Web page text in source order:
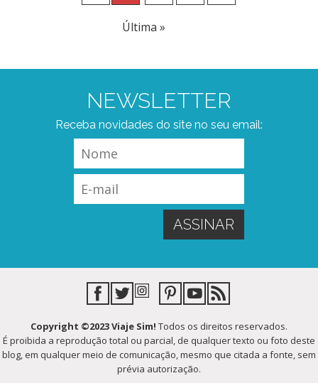
Última »
NEWSLETTER
Receba novidades do site no seu email:
Copyright ©2023 Viaje Sim! Todos os direitos reservados.
É proibida a reprodução total ou parcial, de qualquer texto ou foto deste
blog, em qualquer meio de comunicação, mesmo que citada a fonte, sem
prévia autorização.